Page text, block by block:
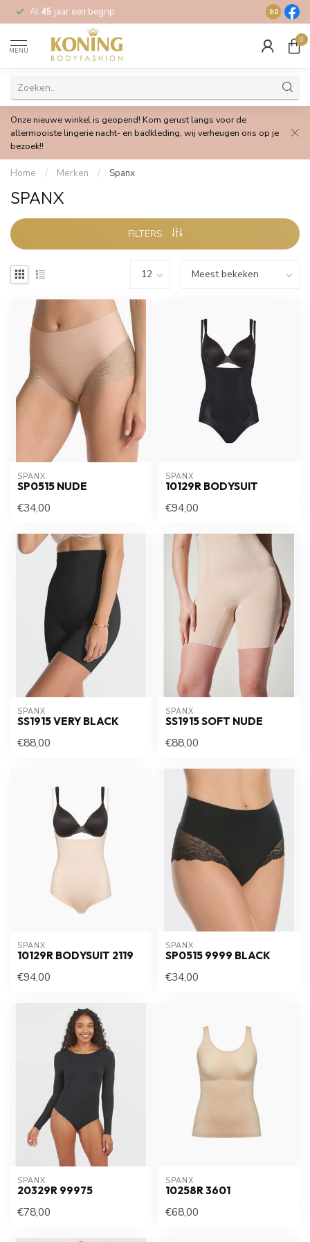
Al 45 jaar een begrip Gratis
9.0
MENU
0
Onze nieuwe winkel is geopend! Kom gerust langs voor de
allermooiste lingerie nacht- en badkleding, wij verheugen ons op je
bezoek!!
Home / Merken / Spanx
SPANX
FILTERS
SPANX
SP0515 NUDE
€34,00
SPANX
10129R BODYSUIT
€94,00
SPANX
SS1915 VERY BLACK
€88,00
SPANX
SS1915 SOFT NUDE
€88,00
SPANX
10129R BODYSUIT 2119
€94,00
SPANX
SP0515 9999 BLACK
€34,00
SPANX
20329R 99975
€78,00
SPANX
10258R 3601
€68,00